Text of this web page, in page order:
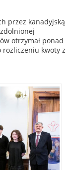
przez kanadyjską
otrzymał ponad
rozliczeniu kwoty z